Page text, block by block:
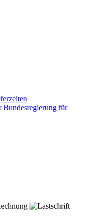
Bundesregierung für